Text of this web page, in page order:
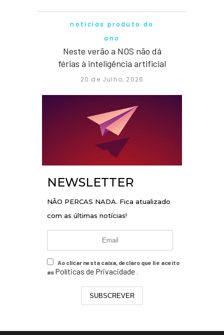
notícias produto do
ano
Neste verão a NOS não dá
férias à inteligência artificial
20 de Julho, 2026
NEWSLETTER
NÃO PERCAS NADA. Fica atualizado
com as últimas notícias!
Ao clicar nesta caixa, declaro que li e aceito
as Políticas de Privacidade
SUBSCREVER